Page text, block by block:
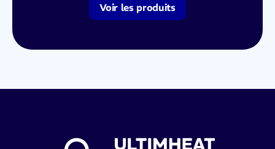
Voir les produits